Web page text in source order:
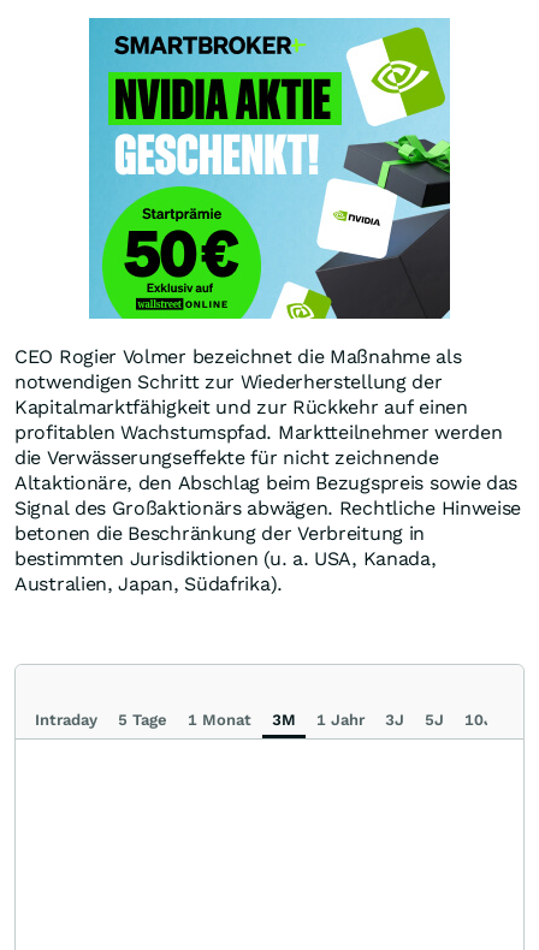
CEO Rogier Volmer bezeichnet die Maßnahme als
notwendigen Schritt zur Wiederherstellung der
Kapitalmarktfähigkeit und zur Rückkehr auf einen
profitablen Wachstumspfad. Marktteilnehmer werden
die Verwässerungseffekte für nicht zeichnende
Altaktionäre, den Abschlag beim Bezugspreis sowie das
Signal des Großaktionärs abwägen. Rechtliche Hinweise
betonen die Beschränkung der Verbreitung in
bestimmten Jurisdiktionen (u. a. USA, Kanada,
Australien, Japan, Südafrika).
Intraday 5 Tage 1 Monat 3M 1 Jahr 3J 5J 10J